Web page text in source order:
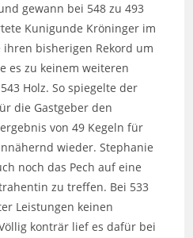
gewann bei 548 zu 493
Kunigunde Kröninger im
ihren bisherigen Rekord um
es zu keinem weiteren
Holz. So spiegelte der
die Gastgeber den
von 49 Kegeln für
wieder. Stephanie
noch das Pech auf eine
zu treffen. Bei 533
Leistungen keinen
konträr lief es dafür bei